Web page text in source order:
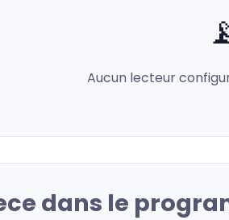
Aucun lecteur
dans le